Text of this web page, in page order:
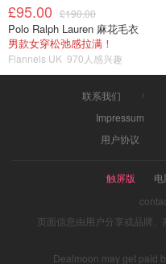
£95.00 £190.00
Polo Ralph Lauren 麻花毛衣
男款女穿松弛感拉满！
Flannels UK 970人感兴趣
联系我们
Impressum
用户协议
触屏版
页面信息由用户分享或品牌
Dealmoon may get paid